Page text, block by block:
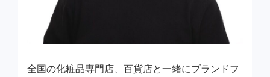
全国の化粧品専門店、百貨店と一緒にブランドフ